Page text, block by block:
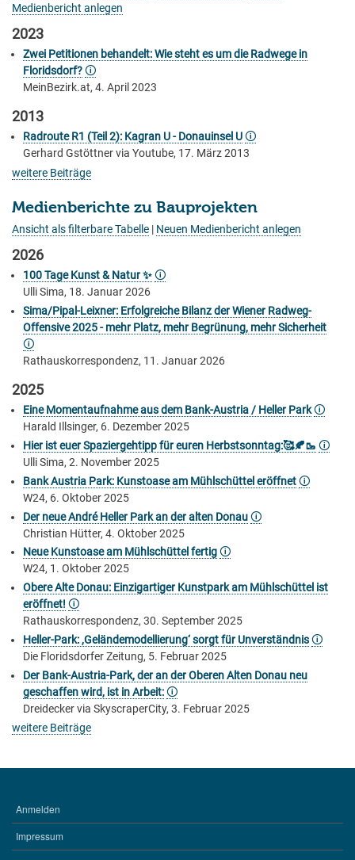
Medienbericht anlegen
2023
Zwei Petitionen behandelt: Wie steht es um die Radwege in
Floridsdorf?🛈
MeinBezirk.at, 4. April 2023
2013
Radroute R1 (Teil 2): Kagran U - Donauinsel U🛈
Gerhard Gstöttner via Youtube, 17. März 2013
weitere Beiträge
Medienberichte zu Bauprojekten
Ansicht als filterbare Tabelle | Neuen Medienbericht anlegen
2026
100 Tage Kunst & Natur ✨🛈
Ulli Sima, 18. Januar 2026
Sima/Pipal-Leixner: Erfolgreiche Bilanz der Wiener Radweg-
Offensive 2025 - mehr Platz, mehr Begrünung, mehr Sicherheit
🛈
Rathauskorrespondenz, 11. Januar 2026
2025
Eine Momentaufnahme aus dem Bank-Austria / Heller Park🛈
Harald Illsinger, 6. Dezember 2025
Hier ist euer Spaziergehtipp für euren Herbstsonntag:🥰🍂🥾 🛈
Ulli Sima, 2. November 2025
Bank Austria Park: Kunstoase am Mühlschüttel eröffnet🛈
W24, 6. Oktober 2025
Der neue André Heller Park an der alten Donau🛈
Christian Hütter, 4. Oktober 2025
Neue Kunstoase am Mühlschüttel fertig🛈
W24, 1. Oktober 2025
Obere Alte Donau: Einzigartiger Kunstpark am Mühlschüttel ist
eröffnet! 🛈
Rathauskorrespondenz, 30. September 2025
Heller-Park: ,Geländemodellierung‘ sorgt für Unverständnis🛈
Die Floridsdorfer Zeitung, 5. Februar 2025
Der Bank-Austria-Park, der an der Oberen Alten Donau neu
geschaffen wird, ist in Arbeit:🛈
Dreidecker via SkyscraperCity, 3. Februar 2025
weitere Beiträge
BENUTZERMENÜ
Anmelden
Impressum